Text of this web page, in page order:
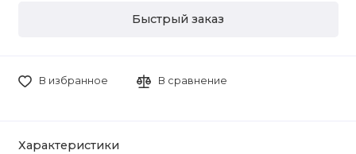
Быстрый заказ
В избранное В сравнение
Характеристики